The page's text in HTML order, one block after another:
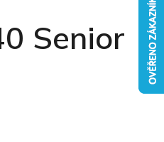
Senior